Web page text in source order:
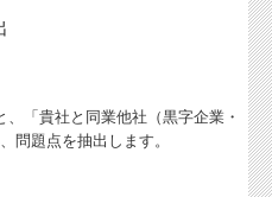
、「貴社と同業他社（黒字企業・
問題点を抽出します。